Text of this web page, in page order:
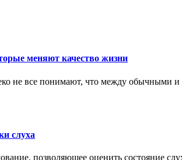
меняют качество жизни
не все понимают, что между обычными
слуха
позволяющее оценить состояние